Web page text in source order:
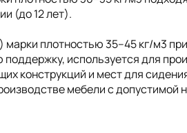
(до 12 лет).
марки плотностью 35–45 кг/м3
используется для
конструкций и мест для
мебели с допустимой